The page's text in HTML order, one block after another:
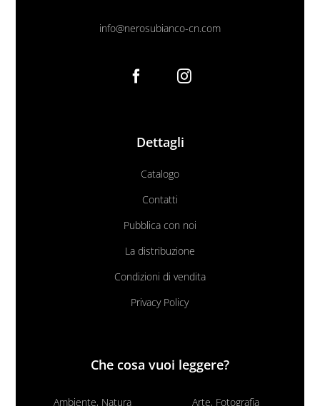
info@nerosubianco-cn.com
Dettagli
Catalogo
Contatti
Pubblica con noi
La distribuzione
Condizioni di vendita
Privacy Policy
Che cosa vuoi leggere?
Ambiente, Natura Arte, Fotografia